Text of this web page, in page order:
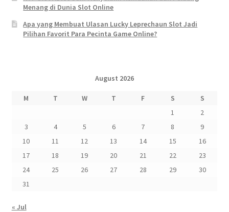
Menang di Dunia Slot Online
Apa yang Membuat Ulasan Lucky Leprechaun Slot Jadi
Pilihan Favorit Para Pecinta Game Online?
August 2026
M T W T F S
S
1
2
3
4 5 6 7 8
9
10
11 12 13 14 15
16
17
18 19 20 21 22
23
24
25 26 27 28 29
30
31
« Jul